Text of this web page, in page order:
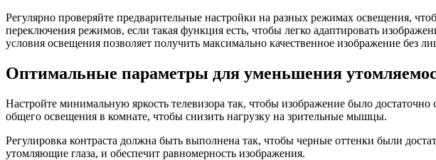
Регулярно проверяйте предварительные настройки на разных режимах освещения,
переключения режимов, если такая функция есть, чтобы легко адаптировать
условия освещения позволяет получить максимально качественное изображение
Оптимальные параметры для уменьшения
Настройте минимальную яркость телевизора так, чтобы изображение было
общего освещения в комнате, чтобы снизить нагрузку на зрительные мышцы.
Регулировка контраста должна быть выполнена так, чтобы черные оттенки были
утомляющие глаза, и обеспечит равномерность изображения.